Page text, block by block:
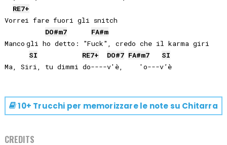
RE7+
Vorrei fare fuori gli snitch
DO#m7 FA#m
Manco gli ho detto: "Fuck", credo che il karma giri
SI
RE7+ DO#7 FA#m7
SI
10+ Trucchi per memorizzare le note su Chitarra
CREDITS